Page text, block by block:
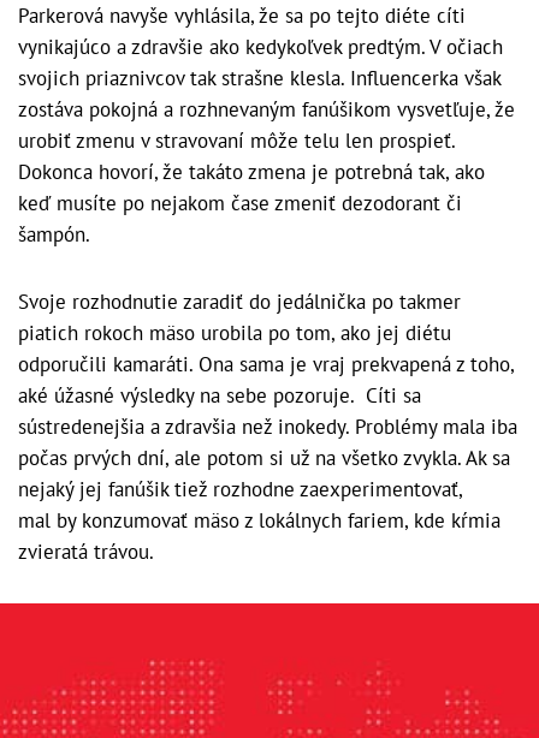
Parkerová navyše vyhlásila, že sa po tejto diéte cíti
vynikajúco a zdravšie ako kedykoľvek predtým. V očiach
svojich priaznivcov tak strašne klesla. Influencerka však
zostáva pokojná a rozhnevaným fanúšikom vysvetľuje, že
urobiť zmenu v stravovaní môže telu len prospieť.
Dokonca hovorí, že takáto zmena je potrebná tak, ako
keď musíte po nejakom čase zmeniť dezodorant či
šampón.
Svoje rozhodnutie zaradiť do jedálnička po takmer
piatich rokoch mäso urobila po tom, ako jej diétu
odporučili kamaráti. Ona sama je vraj prekvapená z toho,
aké úžasné výsledky na sebe pozoruje. Cíti sa
sústredenejšia a zdravšia než inokedy. Problémy mala iba
počas prvých dní, ale potom si už na všetko zvykla. Ak sa
nejaký jej fanúšik tiež rozhodne zaexperimentovať,
mal by konzumovať mäso z lokálnych fariem, kde kŕmia
zvieratá trávou.